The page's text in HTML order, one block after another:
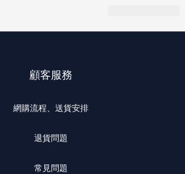
顧客服務
網購流程、送貨安排
退貨問題
常見問題